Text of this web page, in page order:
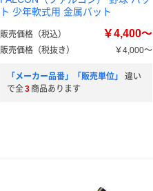
ト 少年軟式用 金属バット
販売価格（税込） ￥4,400～
販売価格（税抜き） ￥4,000～
「メーカー品番」「販売単位」
違い
で全3 商品あります